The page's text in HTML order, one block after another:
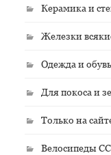
Керамика и
Железки
Одежда и
Для покоса и
Только на
Велосипеды